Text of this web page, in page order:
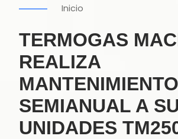
Inicio
TERMOGAS
REALIZA
MANTENIMIENTO
SEMIANUAL A
UNIDADES